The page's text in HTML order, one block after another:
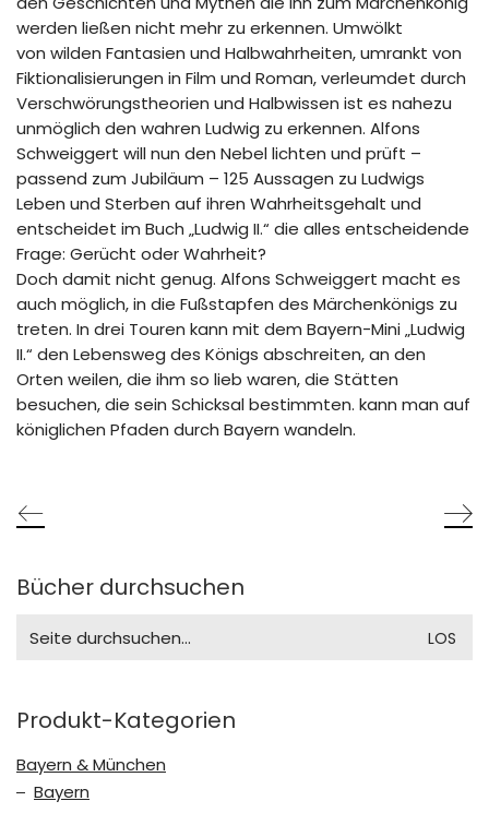
werden ließen nicht mehr zu erkennen. Umwölkt
von wilden Fantasien und Halbwahrheiten, umrankt von
Fiktionalisierungen in Film und Roman, verleumdet durch
Verschwörungstheorien und Halbwissen ist es nahezu
unmöglich den wahren Ludwig zu erkennen. Alfons
Schweiggert will nun den Nebel lichten und prüft –
passend zum Jubiläum – 125 Aussagen zu Ludwigs
Leben und Sterben auf ihren Wahrheitsgehalt und
entscheidet im Buch „Ludwig II.“ die alles entscheidende
Frage: Gerücht oder Wahrheit?
Doch damit nicht genug. Alfons Schweiggert macht es
auch möglich, in die Fußstapfen des Märchenkönigs zu
treten. In drei Touren kann mit dem Bayern-Mini „Ludwig
II.“ den Lebensweg des Königs abschreiten, an den
Orten weilen, die ihm so lieb waren, die Stätten
besuchen, die sein Schicksal bestimmten. kann man auf
königlichen Pfaden durch Bayern wandeln.
Bücher durchsuchen
for:
Produkt-Kategorien
Bayern & München
Bayern